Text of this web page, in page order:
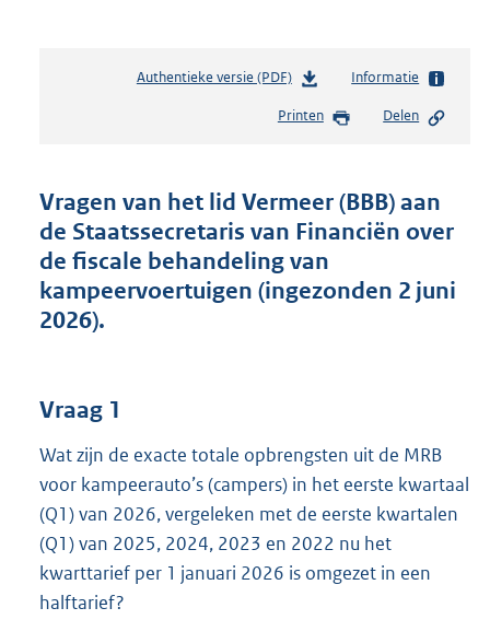
Authentieke versie (PDF)b
s
d
s
g
r
o
5
K
b
Informatie
Printen Delen
Vragen van het lid Vermeer (BBB) aan
de Staatssecretaris van Financiën over
de fiscale behandeling van
kampeervoertuigen (ingezonden 2 juni
2026).
Vraag 1
Wat zijn de exacte totale opbrengsten uit de MRB
voor kampeerauto’s (campers) in het eerste kwartaal
(Q1) van 2026, vergeleken met de eerste kwartalen
(Q1) van 2025, 2024, 2023 en 2022 nu het
kwarttarief per 1 januari 2026 is omgezet in een
halftarief?